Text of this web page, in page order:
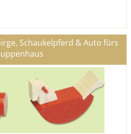
Schaukelpferd & Auto fürs